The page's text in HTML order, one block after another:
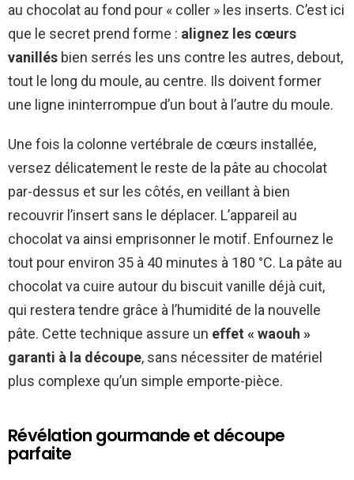
au chocolat au fond pour « coller » les inserts. C’est ici
que le secret prend forme : alignez les cœurs
vanillés bien serrés les uns contre les autres, debout,
tout le long du moule, au centre. Ils doivent former
une ligne ininterrompue d’un bout à l’autre du moule.
Une fois la colonne vertébrale de cœurs installée,
versez délicatement le reste de la pâte au chocolat
par-dessus et sur les côtés, en veillant à bien
recouvrir l’insert sans le déplacer. L’appareil au
chocolat va ainsi emprisonner le motif. Enfournez le
tout pour environ 35 à 40 minutes à 180 °C. La pâte au
chocolat va cuire autour du biscuit vanille déjà cuit,
qui restera tendre grâce à l’humidité de la nouvelle
pâte. Cette technique assure un effet « waouh »
garanti à la découpe, sans nécessiter de matériel
plus complexe qu’un simple emporte-pièce.
Révélation gourmande et découpe
parfaite